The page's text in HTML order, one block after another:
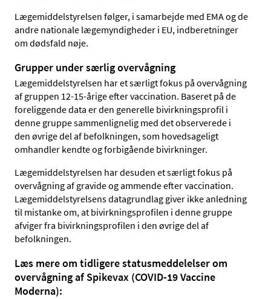
Lægemiddelstyrelsen følger, i samarbejde med EMA og de
andre nationale lægemyndigheder i EU, indberetninger
om dødsfald nøje.
Grupper under særlig overvågning
Lægemiddelstyrelsen har et særligt fokus på overvågning
af gruppen 12-15-årige efter vaccination. Baseret på de
foreliggende data er den generelle bivirkningsprofil i
denne gruppe sammenlignelig med det observerede i
den øvrige del af befolkningen, som hovedsageligt
omhandler kendte og forbigående bivirkninger.
Lægemiddelstyrelsen har desuden et særligt fokus på
overvågning af gravide og ammende efter vaccination.
Lægemiddelstyrelsens datagrundlag giver ikke anledning
til mistanke om, at bivirkningsprofilen i denne gruppe
afviger fra bivirkningsprofilen i den øvrige del af
befolkningen.
Læs mere om tidligere statusmeddelelser om
overvågning af Spikevax (COVID-19 Vaccine
Moderna):